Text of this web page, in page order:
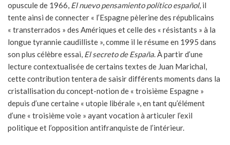
opuscule de 1966, El nuevo pensamiento político español, il
tente ainsi de connecter « l’Espagne pèlerine des républicains
« transterrados » des Amériques et celle des « résistants » à la
longue tyrannie caudilliste », comme il le résume en 1995 dans
son plus célèbre essai, El secreto de España. À partir d’une
lecture contextualisée de certains textes de Juan Marichal,
cette contribution tentera de saisir différents moments dans la
cristallisation du concept-notion de « troisième Espagne »
depuis d’une certaine « utopie libérale », en tant qu’élément
d’une « troisième voie » ayant vocation à articuler l’exil
politique et l’opposition antifranquiste de l’intérieur.